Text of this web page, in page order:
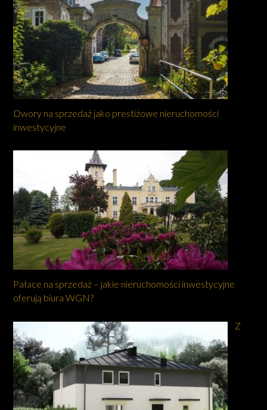
Dwory na sprzedaż jako prestiżowe nieruchomości
inwestycyjne
Pałace na sprzedaż – jakie nieruchomości inwestycyjne
oferują biura WGN?
Z